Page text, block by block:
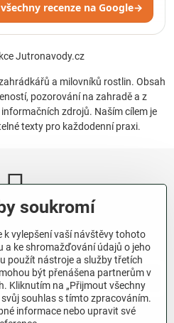
recenze na Google→
Jutronavody.cz
a milovníků rostlin. Obsah
pozorování na zahradě a z
zdrojů. Naším cílem je
texty pro každodenní praxi.
naše novinky:
Odebírat
e-mailem.
soukromí
k vylepšení vaší návštěvy tohoto
a ke shromažďování údajů o jeho
použít nástroje a služby třetích
být přenášena partnerům v
Kliknutím na „Přijmout všechny
souhlas s tímto zpracováním.
informace nebo upravit své